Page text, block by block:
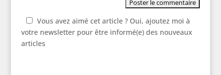
Vous avez aimé cet article ? Oui, ajoutez moi à
votre newsletter pour être informé(e) des nouveaux
articles